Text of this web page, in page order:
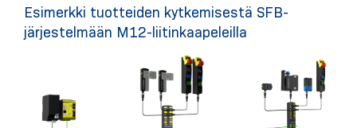
Esimerkki tuotteiden kytkemisestä SFB-
järjestelmään M12-liitinkaapeleilla